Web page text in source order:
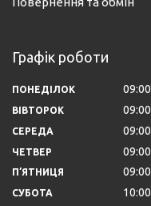
Графік роботи
ПОНЕДІЛОК 09:00
ВІВТОРОК 09:00
СЕРЕДА 09:00
ЧЕТВЕР 09:00
ПʼЯТНИЦЯ 09:00
СУБОТА 10:00